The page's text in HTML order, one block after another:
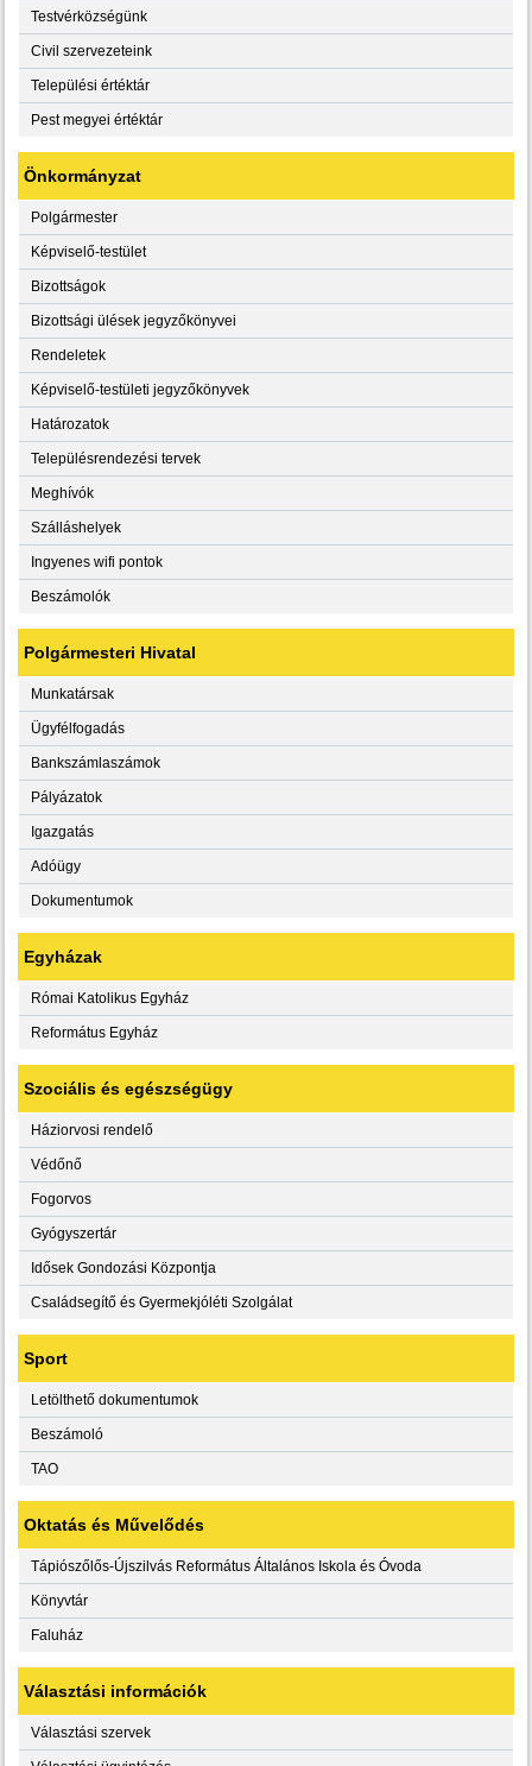
Testvérközségünk
Civil szervezeteink
Települési értéktár
Pest megyei értéktár
Önkormányzat
Polgármester
Képviselő-testület
Bizottságok
Bizottsági ülések jegyzőkönyvei
Rendeletek
Képviselő-testületi jegyzőkönyvek
Határozatok
Településrendezési tervek
Meghívók
Szálláshelyek
Ingyenes wifi pontok
Beszámolók
Polgármesteri Hivatal
Munkatársak
Ügyfélfogadás
Bankszámlaszámok
Pályázatok
Igazgatás
Adóügy
Dokumentumok
Egyházak
Római Katolikus Egyház
Református Egyház
Szociális és egészségügy
Háziorvosi rendelő
Védőnő
Fogorvos
Gyógyszertár
Idősek Gondozási Központja
Családsegítő és Gyermekjóléti Szolgálat
Sport
Letölthető dokumentumok
Beszámoló
TAO
Oktatás és Művelődés
Tápiószőlős-Újszilvás Református Általános Iskola és Óvoda
Könyvtár
Faluház
Választási információk
Választási szervek